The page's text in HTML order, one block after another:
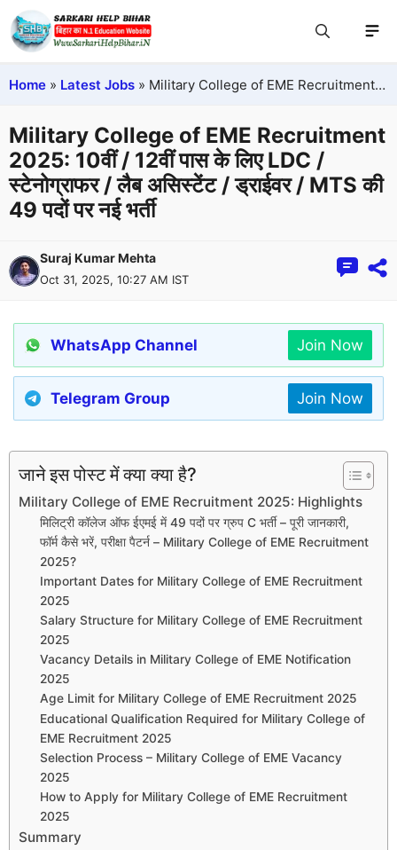
Home » Latest Jobs » Military College of EME Recruitment 2025: 10वीं / 12वीं पास के लिए LDC / स्टेनोग्राफर / लैब असिस्टेंट / ड्राईवर / MTS की 49 पदों पर नई भर्ती
Military College of EME Recruitment
2025: 10वीं / 12वीं पास के लिए LDC /
स्टेनोग्राफर / लैब असिस्टेंट / ड्राईवर / MTS की
49 पदों पर नई भर्ती
Suraj Kumar Mehta
Oct 31, 2025, 10:27 AM IST
WhatsApp Channel Join Now
Telegram Group Join Now
जाने इस पोस्ट में क्या क्या है?
Military College of EME Recruitment 2025: Highlights
मिलिट्री कॉलेज ऑफ ईएमई में 49 पदों पर ग्रुप C भर्ती – पूरी जानकारी,
फॉर्म कैसे भरें, परीक्षा पैटर्न – Military College of EME Recruitment
2025?
Important Dates for Military College of EME Recruitment
2025
Salary Structure for Military College of EME Recruitment
2025
Vacancy Details in Military College of EME Notification
2025
Age Limit for Military College of EME Recruitment 2025
Educational Qualification Required for Military College of
EME Recruitment 2025
Selection Process – Military College of EME Vacancy
2025
How to Apply for Military College of EME Recruitment
2025
Summary